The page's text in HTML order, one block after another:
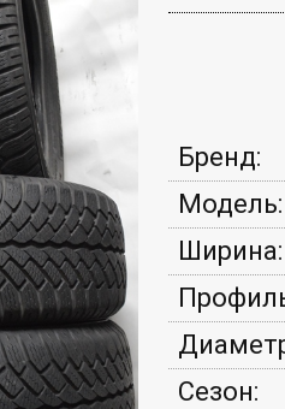
Бренд:
Модель:
Ширина:
Сезон: